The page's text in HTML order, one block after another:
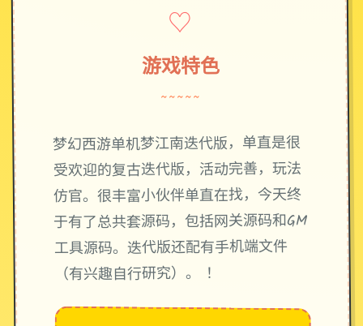
♡
游戏特色
~~~~~
梦幻西游单机梦江南迭代版，单直是很
受欢迎的复古迭代版，活动完善，玩法
仿官。很丰富小伙伴单直在找，今天终
于有了总共套源码，包括网关源码和GM
工具源码。迭代版还配有手机端文件
（有兴趣自行研究）。 ！